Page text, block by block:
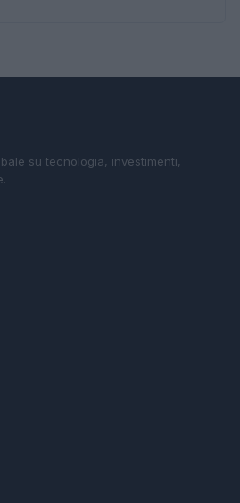
su tecnologia, investimenti,